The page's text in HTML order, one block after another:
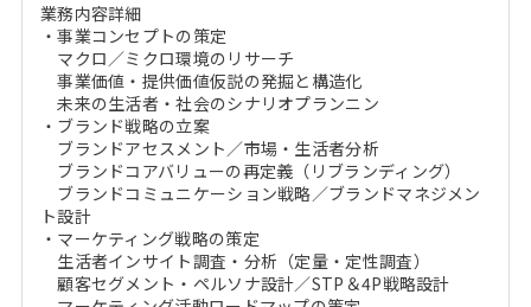
業務内容詳細
・事業コンセプトの策定
マクロ／ミクロ環境のリサーチ
事業価値・提供価値仮説の発掘と構造化
未来の生活者・社会のシナリオプランニン
・ブランド戦略の立案
ブランドアセスメント／市場・生活者分析
ブランドコアバリューの再定義（リブランディング）
ブランドコミュニケーション戦略／ブランドマネジメン
ト設計
・マーケティング戦略の策定
生活者インサイト調査・分析（定量・定性調査）
顧客セグメント・ペルソナ設計／STP＆4P戦略設計